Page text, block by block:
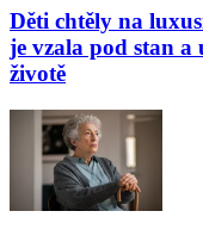
Děti chtěly na
je vzala pod stan
životě